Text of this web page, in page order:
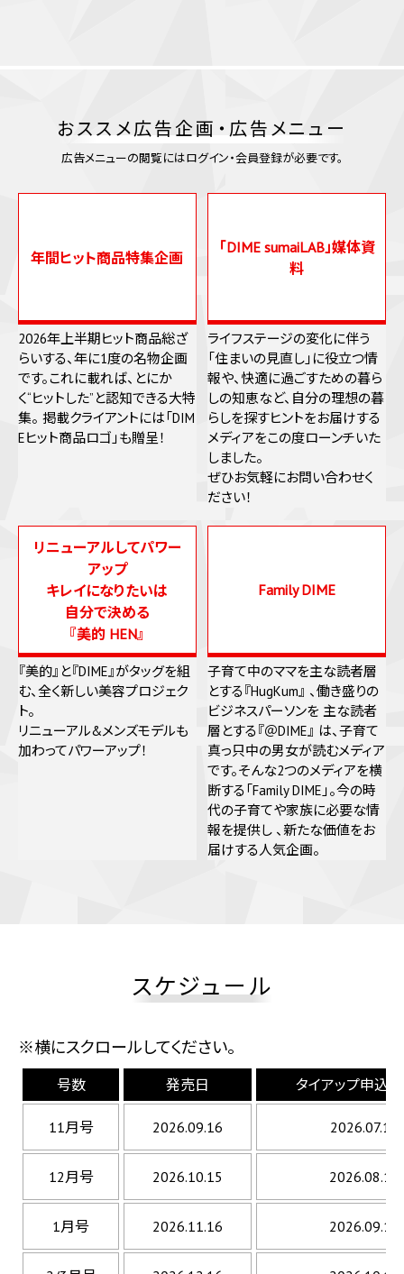
おススメ広告企画・広告メニュー
広告メニューの閲覧にはログイン・会員登録が必要です。
年間ヒット商品特集企画
2026年上半期ヒット商品総ざ
らいする、年に1度の名物企画
です。これに載れば、とにか
く“ヒットした”と認知できる大特
集。 掲載クライアントには「DIM
Eヒット商品ロゴ」も贈呈！
「DIME sumaiLAB」媒体資
料
ライフステージの変化に伴う
「住まいの見直し」に役立つ情
報や、快適に過ごすための暮ら
しの知恵など、自分の理想の暮
らしを探すヒントをお届けする
メディアをこの度ローンチいた
しました。
ぜひお気軽にお問い合わせく
ださい！
リニューアルしてパワー
アップ
キレイになりたいは
自分で決める
『美的 HEN』
『美的』と『DIME』がタッグを組
む、全く新しい美容プロジェク
ト。
リニューアル&メンズモデルも
加わってパワーアップ！
Family DIME
子育て中のママを主な読者層
とする『HugKum』 、働き盛りの
ビジネスパーソンを 主な読者
層とする『＠DIME』 は、子育て
真っ只中の男女が読むメディア
です。そんな2つのメディアを横
断する「Family DIME」。今の時
代の子育てや家族に必要な情
報を提供し 、新たな価値をお
届けする人気企画。
スケジュール
※横にスクロールしてください。
号数 発売日 タイアップ申込
11月号 2026.09.16 2026.07.17
12月号 2026.10.15 2026.08.18
1月号 2026.11.16 2026.09.18